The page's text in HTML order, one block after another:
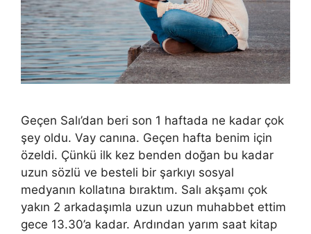
Geçen Salı’dan beri son 1 haftada ne kadar çok
şey oldu. Vay canına. Geçen hafta benim için
özeldi. Çünkü ilk kez benden doğan bu kadar
uzun sözlü ve besteli bir şarkıyı sosyal
medyanın kollatına bıraktım. Salı akşamı çok
yakın 2 arkadaşımla uzun uzun muhabbet ettim
gece 13.30’a kadar. Ardından yarım saat kitap